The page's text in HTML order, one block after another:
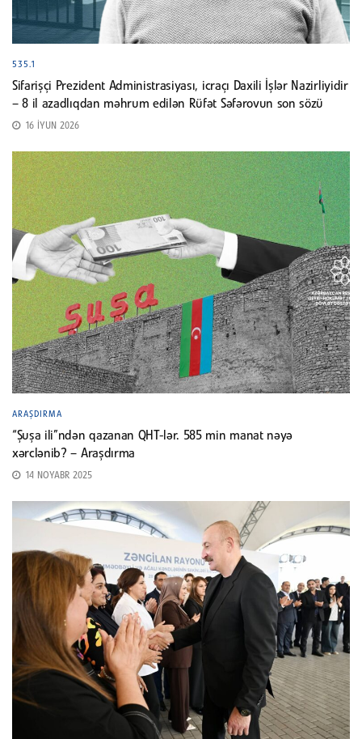
535.1
Sifarişçi Prezident Administrasiyası, icraçı Daxili İşlər Nazirliyidir
– 8 il azadlıqdan məhrum edilən Rüfət Səfərovun son sözü
16 İYUN 2026
ARAŞDIRMA
“Şuşa ili”ndən qazanan QHT-lər. 585 min manat nəyə
xərclənib? – Araşdırma
14 NOYABR 2025